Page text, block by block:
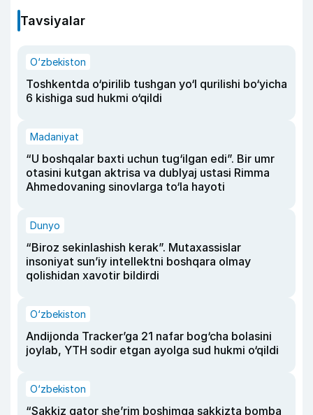
Tavsiyalar
O‘zbekiston
Toshkentda o‘pirilib tushgan yo‘l qurilishi bo‘yicha
6 kishiga sud hukmi o‘qildi
Madaniyat
“U boshqalar baxti uchun tug‘ilgan edi”. Bir umr
otasini kutgan aktrisa va dublyaj ustasi Rimma
Ahmedovaning sinovlarga to‘la hayoti
Dunyo
“Biroz sekinlashish kerak”. Mutaxassislar
insoniyat sun’iy intellektni boshqara olmay
qolishidan xavotir bildirdi
O‘zbekiston
Andijonda Tracker’ga 21 nafar bog‘cha bolasini
joylab, YTH sodir etgan ayolga sud hukmi o‘qildi
O‘zbekiston
“Sakkiz qator she’rim boshimga sakkizta bomba